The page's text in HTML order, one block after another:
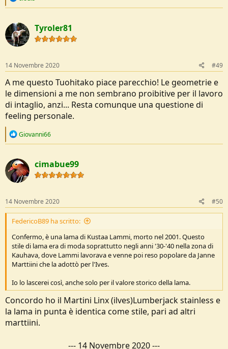
c
t
i
o
s
:
Tyroler81
14 Novembre 2020 #49
A me questo Tuohitako piace parecchio! Le geometrie e
le dimensioni a me non sembrano proibitive per il lavoro
di intaglio, anzi... Resta comunque una questione di
feeling personale.
R
c
t
i
o
s
:
Giovanni66
cimabue99
14 Novembre 2020 #50
FedericoB89 ha scritto:
Confermo, è una lama di Kustaa Lammi, morto nel 2001. Questo
stile di lama era di moda soprattutto negli anni '30-'40 nella zona di
Kauhava, dove Lammi lavorava e venne poi reso popolare da Janne
Marttiini che la adottò per l'Ives.
Io lo lascerei così, anche solo per il valore storico della lama.
Concordo ho il Martini Linx (ilves)Lumberjack stainless e
la lama in punta è identica come stile, pari ad altri
marttiini.
--- 14 Novembre 2020---